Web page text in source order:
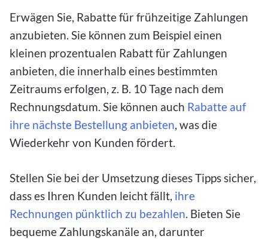
Erwägen Sie, Rabatte für frühzeitige Zahlungen
anzubieten. Sie können zum Beispiel einen
kleinen prozentualen Rabatt für Zahlungen
anbieten, die innerhalb eines bestimmten
Zeitraums erfolgen, z. B. 10 Tage nach dem
Rechnungsdatum. Sie können auch Rabatte auf
ihre nächste Bestellung anbieten, was die
Wiederkehr von Kunden fördert.
Stellen Sie bei der Umsetzung dieses Tipps sicher,
dass es Ihren Kunden leicht fällt, ihre
Rechnungen pünktlich zu bezahlen. Bieten Sie
bequeme Zahlungskanäle an, darunter